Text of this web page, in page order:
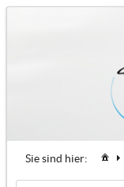
Sie sind hier: